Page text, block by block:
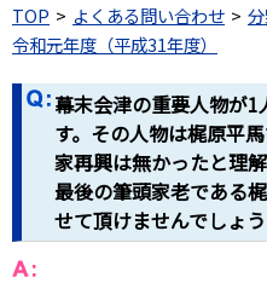
TOP
よくある問い合わせ
令和元年度（平成31年度）
幕末会津の重要人物が
す。その人物は梶原平
家再興は無かったと理
最後の筆頭家老である
せて頂けませんでしょ